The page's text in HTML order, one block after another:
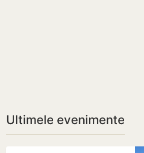
Ultimele evenimente